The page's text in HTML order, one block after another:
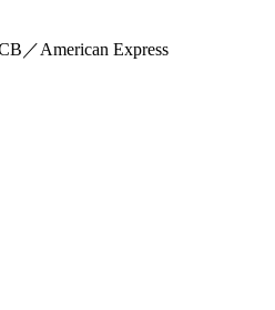
／American Express